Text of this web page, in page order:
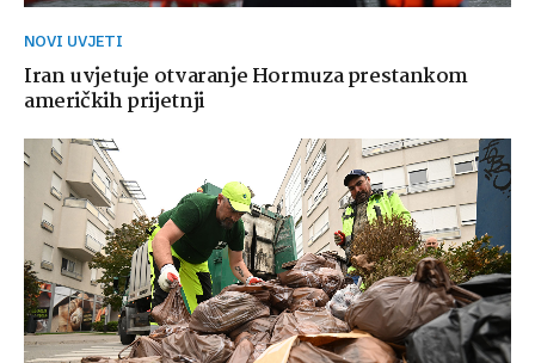
NOVI UVJETI
Iran uvjetuje otvaranje Hormuza prestankom
američkih prijetnji